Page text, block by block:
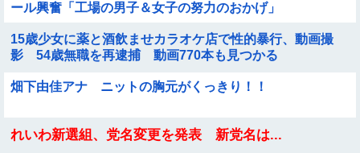
ール興奮「工場の男子＆女子の努力のおかげ」
15歳少女に薬と酒飲ませカラオケ店で性的暴行、動画撮
影 54歳無職を再逮捕 動画770本も見つかる
畑下由佳アナ ニットの胸元がくっきり！！
れいわ新選組、党名変更を発表 新党名は...